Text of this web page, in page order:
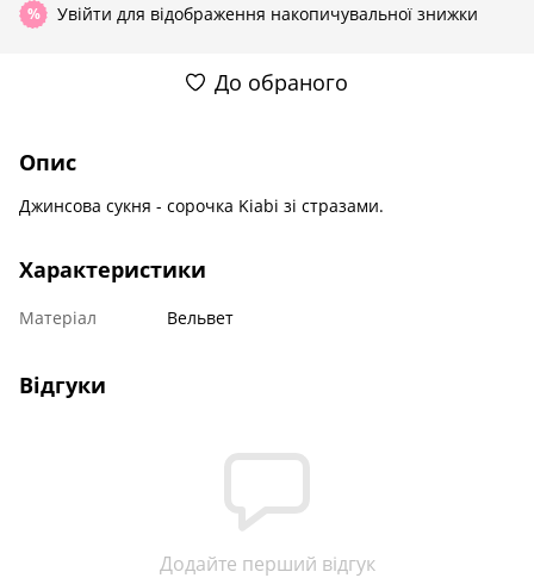
% Увійти для відображення накопичувальної знижки
До обраного
Опис
Джинсова сукня - сорочка Kiabi зі стразами.
Характеристики
Матеріал Вельвет
Відгуки
Додайте перший відгук